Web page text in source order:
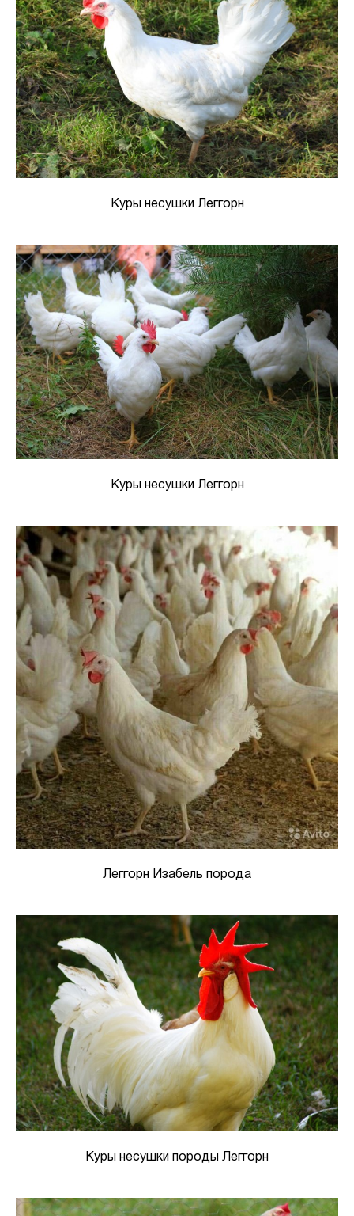
Куры несушки Леггорн
Куры несушки Леггорн
Леггорн Изабель порода
Куры несушки породы Леггорн